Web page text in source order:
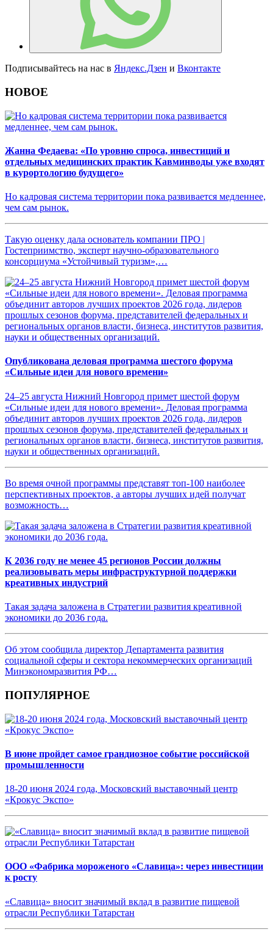
Подписывайтесь на нас в Яндекс.Дзен и Вконтакте
НОВОЕ
Жанна Федаева: «По уровню спроса, инвестиций и
отдельных медицинских практик Кавминводы уже входят
в курортологию будущего»
Но кадровая система территории пока развивается медленнее,
чем сам рынок.
Такую оценку дала основатель компании ПРО |
Гостеприимство, эксперт научно-образовательного
консорциума «Устойчивый туризм»,…
Опубликована деловая программа шестого форума
«Сильные идеи для нового времени»
24–25 августа Нижний Новгород примет шестой форум
«Сильные идеи для нового времени». Деловая программа
объединит авторов лучших проектов 2026 года, лидеров
прошлых сезонов форума, представителей федеральных и
региональных органов власти, бизнеса, институтов развития,
науки и общественных организаций.
Во время очной программы представят топ-100 наиболее
перспективных проектов, а авторы лучших идей получат
возможность…
К 2036 году не менее 45 регионов России должны
реализовывать меры инфраструктурной поддержки
креативных индустрий
Такая задача заложена в Стратегии развития креативной
экономики до 2036 года.
Об этом сообщила директор Департамента развития
социальной сферы и сектора некоммерческих организаций
Минэкономразвития РФ…
ПОПУЛЯРНОЕ
В июне пройдет самое грандиозное событие российской
промышленности
18-20 июня 2024 года, Московский выставочный центр
«Крокус Экспо»
ООО «Фабрика мороженого «Славица»: через инвестиции
к росту
«Славица» вносит значимый вклад в развитие пищевой
отрасли Республики Татарстан